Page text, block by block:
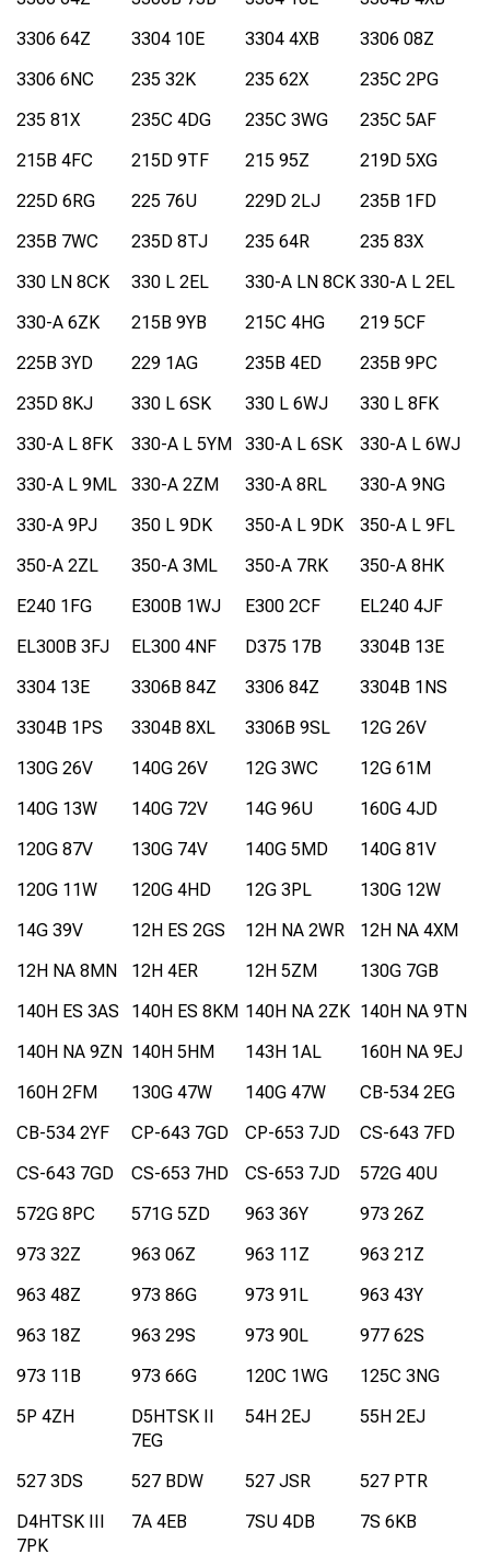
3306 64Z
3304 10E 3304 4XB
3306 08Z
3306 6NC
235 32K 235 62X
235C 2PG
235 81X
235C 4DG 235C 3WG
235C 5AF
215B 4FC
215D 9TF 215 95Z
219D 5XG
225D 6RG
225 76U 229D 2LJ
235B 1FD
235B 7WC
235D 8TJ 235 64R
235 83X
330 LN 8CK
330 L 2EL 330-A LN 8CK 330-A L 2EL
330-A 6ZK
215B 9YB 215C 4HG
219 5CF
225B 3YD
229 1AG 235B 4ED
235B 9PC
235D 8KJ
330 L 6SK 330 L 6WJ
330 L 8FK
330-A L 8FK
330-A L 5YM 330-A L 6SK
330-A L 6WJ
330-A L 9ML
330-A 2ZM 330-A 8RL
330-A 9NG
330-A 9PJ
350 L 9DK 350-A L 9DK
350-A L 9FL
350-A 2ZL
350-A 3ML 350-A 7RK
350-A 8HK
E240 1FG
E300B 1WJ E300 2CF
EL240 4JF
EL300B 3FJ
EL300 4NF D375 17B
3304B 13E
3304 13E
3306B 84Z 3306 84Z
3304B 1NS
3304B 1PS
3304B 8XL 3306B 9SL
12G 26V
130G 26V
140G 26V 12G 3WC
12G 61M
140G 13W
140G 72V 14G 96U
160G 4JD
120G 87V
130G 74V 140G 5MD
140G 81V
120G 11W
120G 4HD 12G 3PL
130G 12W
14G 39V
12H ES 2GS 12H NA 2WR
12H NA 4XM
12H NA 8MN
12H 4ER 12H 5ZM
130G 7GB
140H ES 3AS
140H ES 8KM 140H NA 2ZK 140H NA 9TN
140H NA 9ZN 140H 5HM 143H 1AL
160H NA 9EJ
160H 2FM
130G 47W 140G 47W
CB-534 2EG
CB-534 2YF
CP-643 7GD CP-653 7JD
CS-643 7FD
CS-643 7GD
CS-653 7HD CS-653 7JD
572G 40U
572G 8PC
571G 5ZD 963 36Y
973 26Z
973 32Z
963 06Z 963 11Z
963 21Z
963 48Z
973 86G 973 91L
963 43Y
963 18Z
963 29S 973 90L
977 62S
973 11B
973 66G 120C 1WG
125C 3NG
5P 4ZH
D5HTSK II
7EG
54H 2EJ 55H 2EJ
527 3DS 527 BDW 527 JSR
527 PTR
D4HTSK III
7PK
7A 4EB 7SU 4DB 7S 6KB